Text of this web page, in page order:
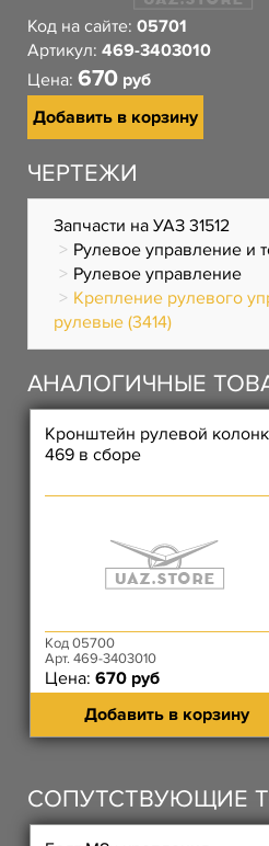
Код на сайте: 05701
Артикул: 469-3403010
Цена: 670 руб
Добавить в корзину
ЧЕРТЕЖИ
Запчасти на УАЗ 31512
Рулевое управление и
Рулевое управление
Крепление рулевого
рулевые (3414)
АНАЛОГИЧНЫЕ
Кронштейн рулевой
469 в сборе
Код 05700
Арт. 469-3403010
Цена: 670 руб
Добавить в корзину
СОПУТСТВУЮЩИЕ